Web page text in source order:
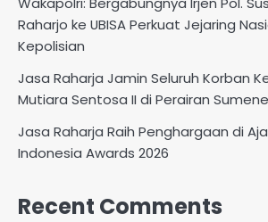
Raharjo ke UBISA Perkuat Jejaring
Kepolisian
Jasa Raharja Jamin Seluruh Korban
Mutiara Sentosa II di Perairan
Jasa Raharja Raih Penghargaan di
Indonesia Awards 2026
Recent Comments